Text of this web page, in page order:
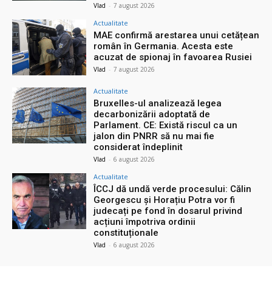
Vlad - 7 august 2026
Actualitate
MAE confirmă arestarea unui cetățean
român în Germania. Acesta este
acuzat de spionaj în favoarea Rusiei
Vlad - 7 august 2026
Actualitate
Bruxelles-ul analizează legea
decarbonizării adoptată de
Parlament. CE: Există riscul ca un
jalon din PNRR să nu mai fie
considerat îndeplinit
Vlad - 6 august 2026
Actualitate
ÎCCJ dă undă verde procesului: Călin
Georgescu și Horațiu Potra vor fi
judecați pe fond în dosarul privind
acțiuni împotriva ordinii
constituționale
Vlad - 6 august 2026